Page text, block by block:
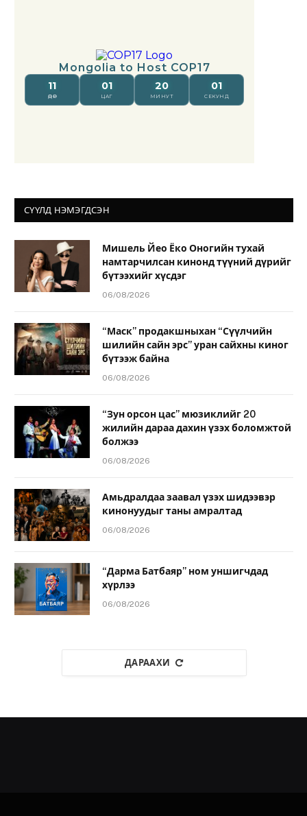
СҮҮЛД НЭМЭГДСЭН
Мишель Йео Ёко Оногийн тухай
намтарчилсан кинонд түүний дүрийг
бүтээхийг хүсдэг
06/08/2026
“Маск” продакшныхан “Сүүлчийн
шилийн сайн эрс” уран сайхны киног
бүтээж байна
06/08/2026
“Зун орсон цас” мюзиклийг 20
жилийн дараа дахин үзэх боломжтой
болжээ
06/08/2026
Амьдралдаа заавал үзэх шидээвэр
кинонуудыг таны амралтад
06/08/2026
“Дарма Батбаяр” ном уншигчдад
хүрлээ
06/08/2026
ДАРААХИ